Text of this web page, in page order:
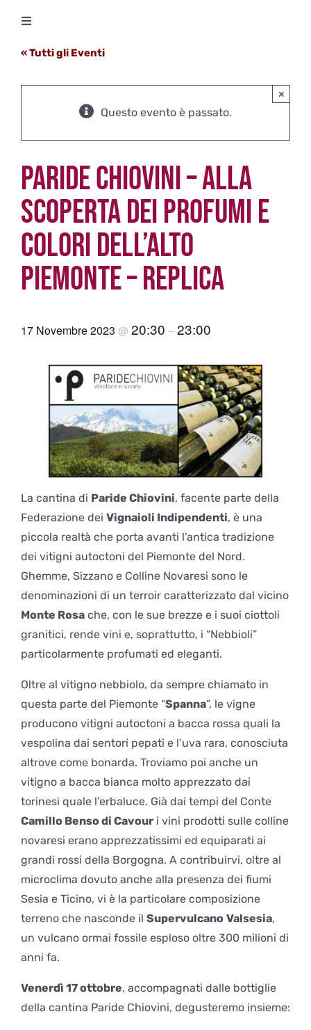
contenuto
Toggle
Degustazioni
Storico Eventi
Ricevi Newsletter
L’associazione
« Tutti gli Eventi
Questo evento è passato.
×
PARIDE CHIOVINI – ALLA
SCOPERTA DEI PROFUMI E
COLORI DELL’ALTO
PIEMONTE – REPLICA
17 Novembre 2023 @ 20:30 –23:00
La cantina di Paride Chiovini, facente parte della
Federazione dei Vignaioli Indipendenti, è una
piccola realtà che porta avanti l’antica tradizione
dei vitigni autoctoni del Piemonte del Nord.
Ghemme, Sizzano e Colline Novaresi sono le
denominazioni di un terroir caratterizzato dal vicino
Monte Rosa che, con le sue brezze e i suoi ciottoli
granitici, rende vini e, soprattutto, i “Nebbioli”
particolarmente profumati ed eleganti.
Oltre al vitigno nebbiolo, da sempre chiamato in
questa parte del Piemonte “Spanna”, le vigne
producono vitigni autoctoni a bacca rossa quali la
vespolina dai sentori pepati e l’uva rara, conosciuta
altrove come bonarda. Troviamo poi anche un
vitigno a bacca bianca molto apprezzato dai
torinesi quale l’erbaluce. Già dai tempi del Conte
Camillo Benso di Cavour i vini prodotti sulle colline
novaresi erano apprezzatissimi ed equiparati ai
grandi rossi della Borgogna. A contribuirvi, oltre al
microclima dovuto anche alla presenza dei fiumi
Sesia e Ticino, vi è la particolare composizione
terreno che nasconde il Supervulcano Valsesia,
un vulcano ormai fossile esploso oltre 300 milioni di
anni fa.
Venerdì 17 ottobre, accompagnati dalle bottiglie
della cantina Paride Chiovini, degusteremo insieme: